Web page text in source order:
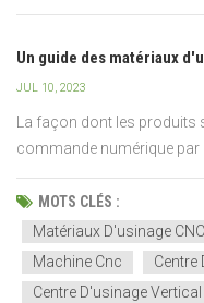
Un guide des matériaux
JUL 10, 2023
La façon dont les produits
commande numérique par
fabrication largement
ordinateur sont utilisées
MOTS CLÉS :
Matériaux D'usinage CNC
Machine Cnc
Centre
Centre D'usinage Vertical